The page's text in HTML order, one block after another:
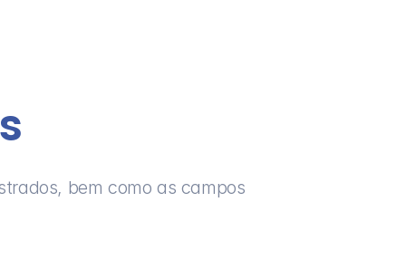
bem como as campos